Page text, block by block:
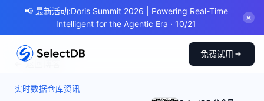
📢 最新活动:Doris Summit 2026 | Powering Real-Time
Intelligent for the Agentic Era · 10/21
✕
免费试用
← 返回博客
实时数据仓库资讯